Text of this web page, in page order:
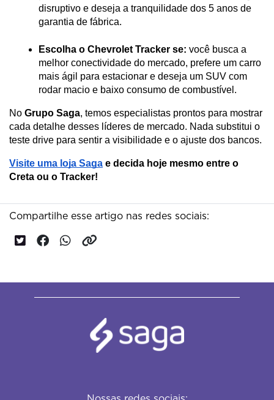
disruptivo e deseja a tranquilidade dos 5 anos de
garantia de fábrica.
Escolha o Chevrolet Tracker se: você busca a
melhor conectividade do mercado, prefere um carro
mais ágil para estacionar e deseja um SUV com
rodar macio e baixo consumo de combustível.
No Grupo Saga, temos especialistas prontos para mostrar
cada detalhe desses líderes de mercado. Nada substitui o
teste drive para sentir a visibilidade e o ajuste dos bancos.
Visite uma loja Saga e decida hoje mesmo entre o
Creta ou o Tracker!
Compartilhe esse artigo nas redes sociais: